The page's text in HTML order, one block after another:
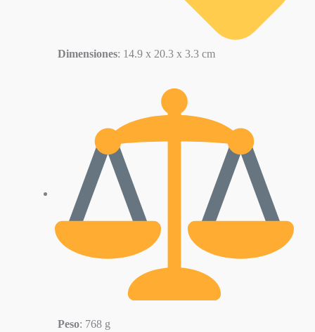
Dimensiones: 14.9 x 20.3 x 3.3 cm
Peso: 768 g